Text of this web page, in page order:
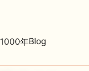
1000年Blog